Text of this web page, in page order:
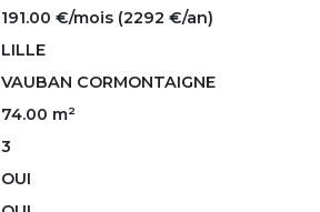
191.00 €/mois (2292 €/an)
LILLE
VAUBAN CORMONTAIGNE
74.00 m²
3
OUI